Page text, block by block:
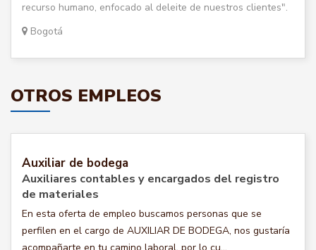
recurso humano, enfocado al deleite de nuestros clientes".
Bogotá
OTROS EMPLEOS
Auxiliar de bodega
Auxiliares contables y encargados del registro
de materiales
En esta oferta de empleo buscamos personas que se
perfilen en el cargo de AUXILIAR DE BODEGA, nos gustaría